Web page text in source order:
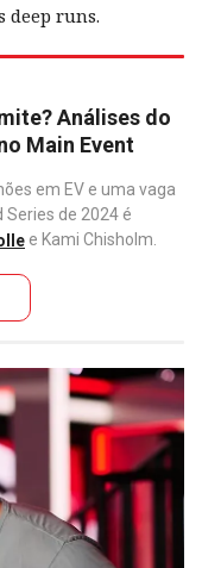
deep runs.
Análises do
Main Event
em EV e uma vaga
Series de 2024 é
e Kami Chisholm.